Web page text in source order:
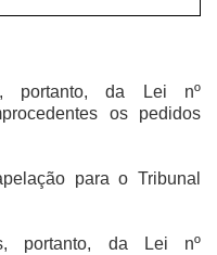
portanto, da Lei nº
os pedidos
para o Tribunal
portanto, da Lei nº